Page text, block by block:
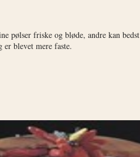
pølser friske og bløde, andre kan bedst
er blevet mere faste.